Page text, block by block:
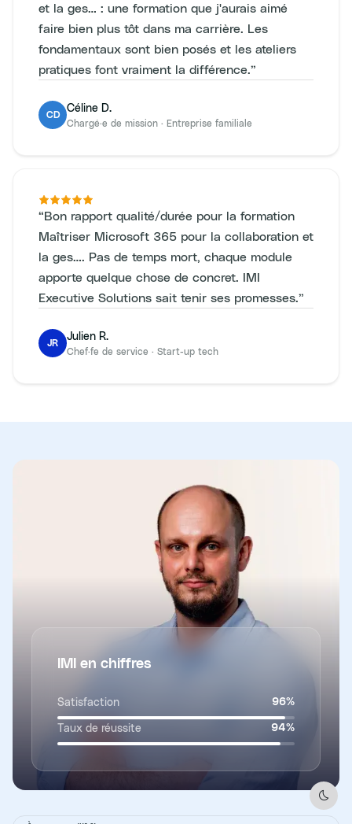
et la ges… : une formation que j'aurais aimé
faire bien plus tôt dans ma carrière. Les
fondamentaux sont bien posés et les ateliers
pratiques font vraiment la différence.”
CD
Céline D.
Chargé·e de mission · Entreprise familiale
“Bon rapport qualité/durée pour la formation
Maîtriser Microsoft 365 pour la collaboration et
la ges…. Pas de temps mort, chaque module
apporte quelque chose de concret. IMI
Executive Solutions sait tenir ses promesses.”
JR
Julien R.
Chef·fe de service · Start-up tech
IMI en chiffres
Satisfaction 96%
Taux de réussite 94%
Dark